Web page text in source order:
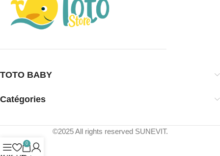
TOTO BABY
Catégories
©2025 All rights reserved SUNEVIT.
0